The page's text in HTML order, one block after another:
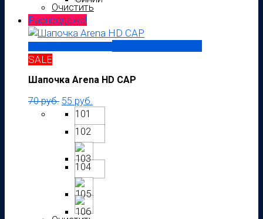
Очистить
Распродажа!
SALE
Шапочка Arena HD CAP
70руб. 55 руб.
101
102
104